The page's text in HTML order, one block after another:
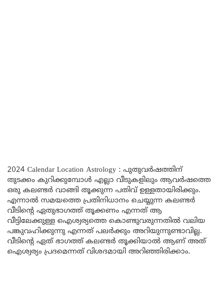
2024 Calendar Location Astrology : പുതുവർഷത്തിന്
തുടക്കം കുറിക്കുമ്പോൾ എല്ലാ വീടുകളിലും ആവർഷത്തെ
ഒരു കലണ്ടർ വാങ്ങി തൂക്കുന്ന പതിവ് ഉള്ളതായിരിക്കും.
എന്നാൽ സമയത്തെ പ്രതിനിധാനം ചെയ്യുന്ന കലണ്ടർ
വീടിന്റെ ഏതുഭാഗത്ത് തൂക്കണം എന്നത് ആ
വീട്ടിലേക്കുള്ള ഐശ്വര്യത്തെ കൊണ്ടുവരുന്നതിൽ വലിയ
പങ്കുവഹിക്കുന്നു എന്നത് പലർക്കും അറിയുന്നുണ്ടാവില്ല.
വീടിന്റെ ഏത് ഭാഗത്ത് കലണ്ടർ തൂക്കിയാൽ ആണ് അത്
ഐശ്വര്യം പ്രദമെന്നത് വിശദമായി അറിഞ്ഞിരിക്കാം.